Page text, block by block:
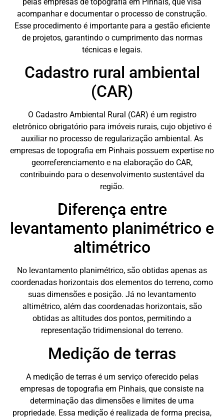
acompanhar e documentar o processo de construção.
Esse procedimento é importante para a gestão eficiente
de projetos, garantindo o cumprimento das normas
técnicas e legais.
Cadastro rural ambiental
(CAR)
O Cadastro Ambiental Rural (CAR) é um registro
eletrônico obrigatório para imóveis rurais, cujo objetivo é
auxiliar no processo de regularização ambiental. As
empresas de topografia em Pinhais possuem expertise no
georreferenciamento e na elaboração do CAR,
contribuindo para o desenvolvimento sustentável da
região.
Diferença entre
levantamento planimétrico e
altimétrico
No levantamento planimétrico, são obtidas apenas as
coordenadas horizontais dos elementos do terreno, como
suas dimensões e posição. Já no levantamento
altimétrico, além das coordenadas horizontais, são
obtidas as altitudes dos pontos, permitindo a
representação tridimensional do terreno.
Medição de terras
A medição de terras é um serviço oferecido pelas
empresas de topografia em Pinhais, que consiste na
determinação das dimensões e limites de uma
propriedade. Essa medição é realizada de forma precisa,